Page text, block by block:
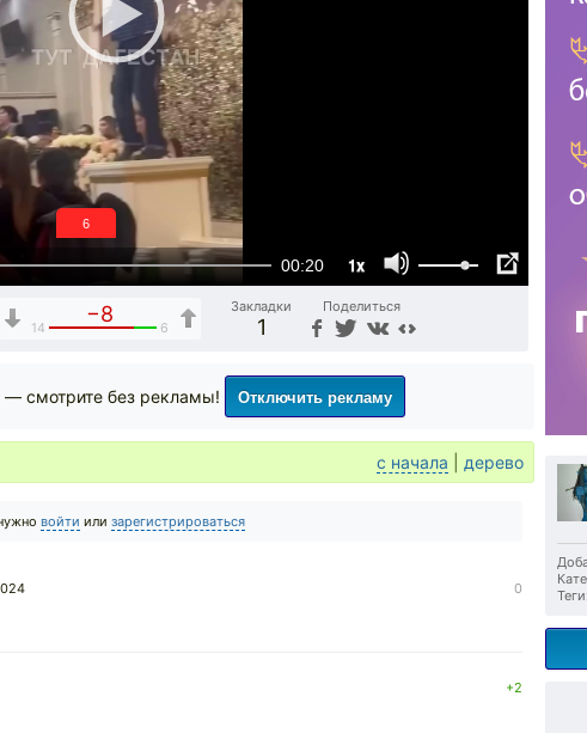
00:20 1x
6
−8
14 6
Закладки
1
Поделиться
Теги:
смотрите без рекламы! Отключить рекламу
с начала дерево
войти или зарегистрироваться
0
+2